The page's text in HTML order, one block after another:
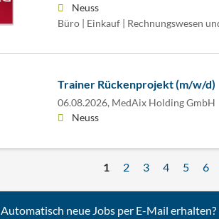
Neuss
Büro | Einkauf | Rechnungswesen
Trainer Rückenprojekt (m/w/d)
06.08.2026, MedAix Holding GmbH
Neuss
1 2 3 4 5 6
Automatisch neue Jobs per E-Mail erhalten?